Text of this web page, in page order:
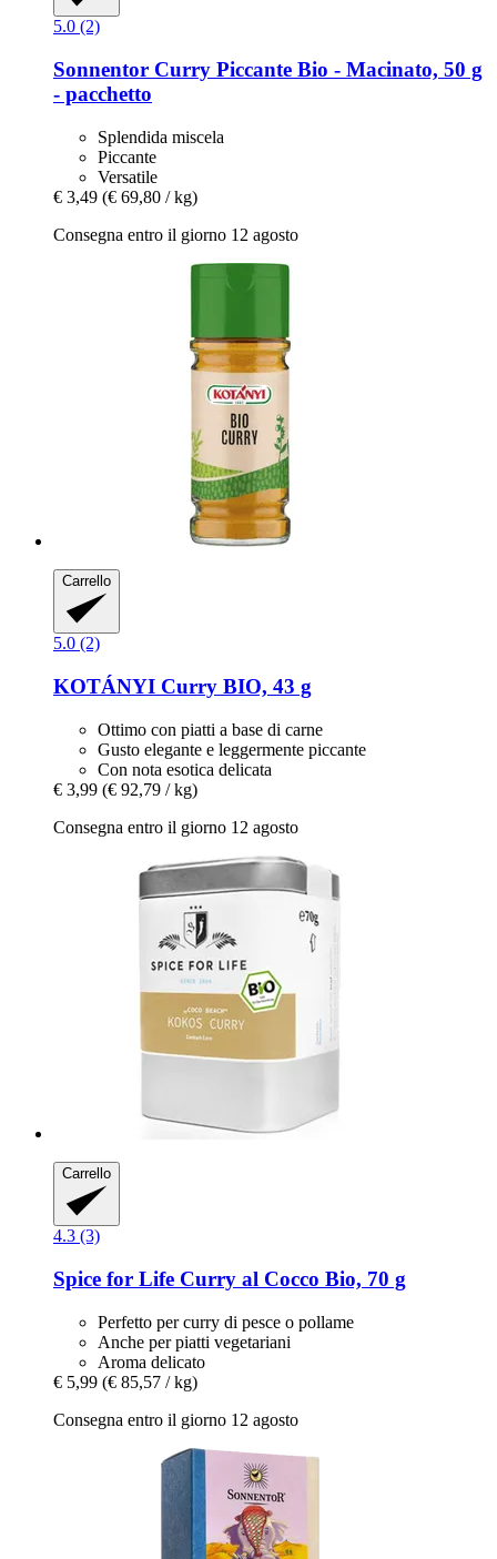
5.0 (2)
Sonnentor Curry Piccante Bio -​ Macinato, 50 g
-​ pacchetto
Splendida miscela
Piccante
Versatile
€ 3,49 (€ 69,80 / kg)
Consegna entro il giorno 12 agosto
Carrello
5.0 (2)
KOTÁNYI Curry BIO, 43 g
Ottimo con piatti a base di carne
Gusto elegante e leggermente piccante
Con nota esotica delicata
€ 3,99 (€ 92,79 / kg)
Consegna entro il giorno 12 agosto
Carrello
4.3 (3)
Spice for Life Curry al Cocco Bio, 70 g
Perfetto per curry di pesce o pollame
Anche per piatti vegetariani
Aroma delicato
€ 5,99 (€ 85,57 / kg)
Consegna entro il giorno 12 agosto